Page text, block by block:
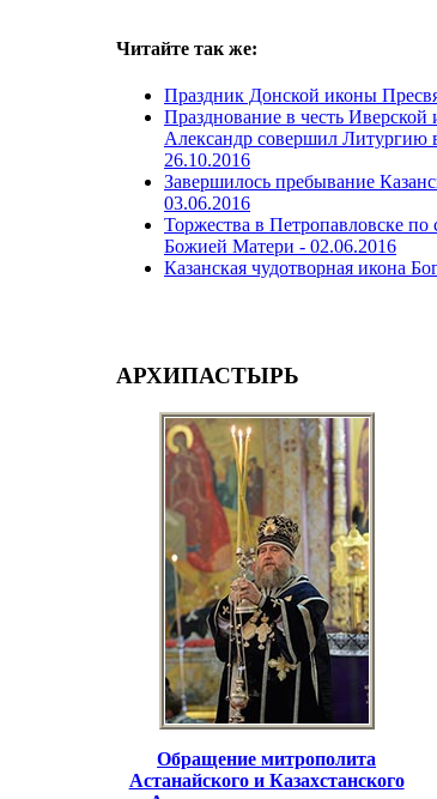
Читайте так же:
Праздник Донской иконы
Празднование в честь
Александр совершил
26.10.2016
Завершилось пребывание
03.06.2016
Торжества в Петропавловске
Божией Матери - 02.06.2016
Казанская чудотворная икона
АРХИПАСТЫРЬ
Обращение митрополита
Астанайского и Казахстанского